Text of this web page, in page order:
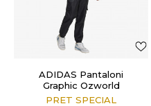
ADIDAS Pantaloni
Graphic Ozworld
PRET SPECIAL